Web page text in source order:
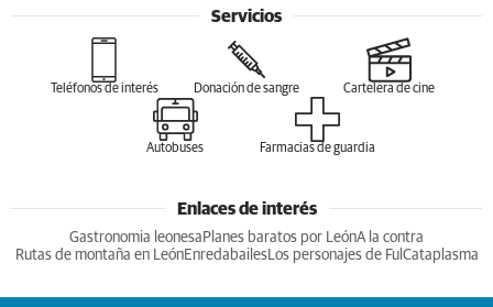
Servicios
Teléfonos de interés Donación de sangre Cartelera de cine
Autobuses Farmacias de guardia
Enlaces de interés
Gastronomia leonesa Planes baratos por LeónA la contra
Rutas de montaña en LeónEnredabailesLos personajes de Ful Cataplasma